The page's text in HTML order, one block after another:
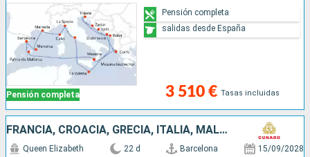
Pensión completa 3 510 € Tasas incluidas
Pensión completa
salidas desde España
FRANCIA, CROACIA, GRECIA, ITALIA, MALLORCA, ESPAÑA, MALTA
Queen Elizabeth 22 d Barcelona 15/09/2028